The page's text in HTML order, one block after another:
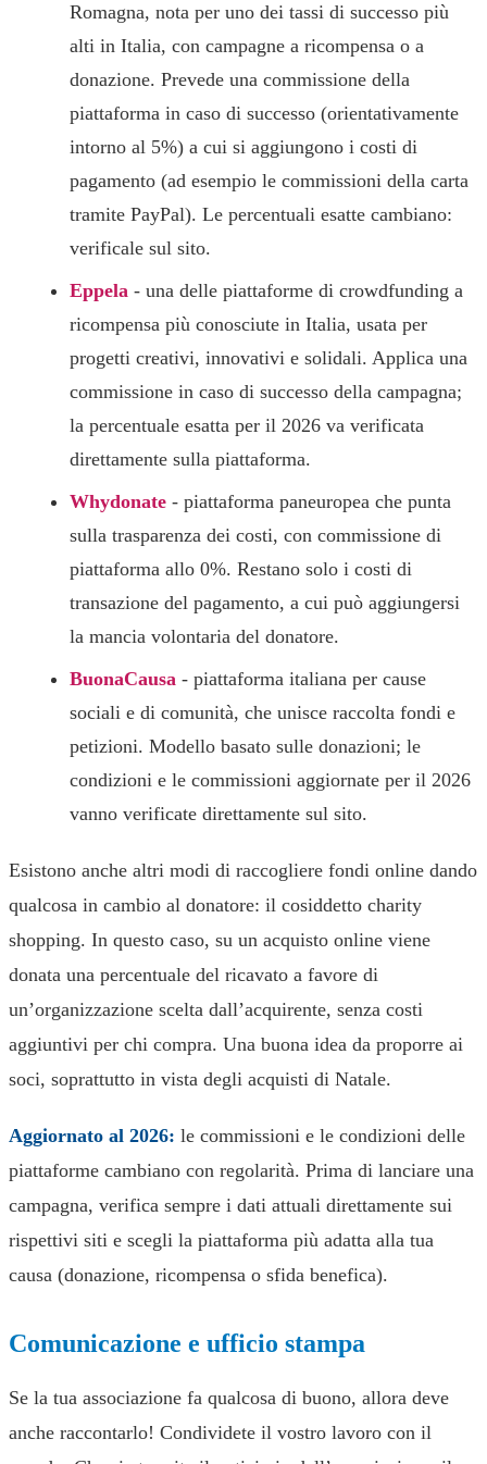
Romagna, nota per uno dei tassi di successo più
alti in Italia, con campagne a ricompensa o a
donazione. Prevede una commissione della
piattaforma in caso di successo (orientativamente
intorno al 5%) a cui si aggiungono i costi di
pagamento (ad esempio le commissioni della carta
tramite PayPal). Le percentuali esatte cambiano:
verificale sul sito.
Eppela - una delle piattaforme di crowdfunding a
ricompensa più conosciute in Italia, usata per
progetti creativi, innovativi e solidali. Applica una
commissione in caso di successo della campagna;
la percentuale esatta per il 2026 va verificata
direttamente sulla piattaforma.
Whydonate - piattaforma paneuropea che punta
sulla trasparenza dei costi, con commissione di
piattaforma allo 0%. Restano solo i costi di
transazione del pagamento, a cui può aggiungersi
la mancia volontaria del donatore.
BuonaCausa - piattaforma italiana per cause
sociali e di comunità, che unisce raccolta fondi e
petizioni. Modello basato sulle donazioni; le
condizioni e le commissioni aggiornate per il 2026
vanno verificate direttamente sul sito.
Esistono anche altri modi di raccogliere fondi online dando
qualcosa in cambio al donatore: il cosiddetto charity
shopping. In questo caso, su un acquisto online viene
donata una percentuale del ricavato a favore di
un’organizzazione scelta dall’acquirente, senza costi
aggiuntivi per chi compra. Una buona idea da proporre ai
soci, soprattutto in vista degli acquisti di Natale.
Aggiornato al 2026: le commissioni e le condizioni delle
piattaforme cambiano con regolarità. Prima di lanciare una
campagna, verifica sempre i dati attuali direttamente sui
rispettivi siti e scegli la piattaforma più adatta alla tua
causa (donazione, ricompensa o sfida benefica).
Comunicazione e ufficio stampa
Se la tua associazione fa qualcosa di buono, allora deve
anche raccontarlo! Condividete il vostro lavoro con il